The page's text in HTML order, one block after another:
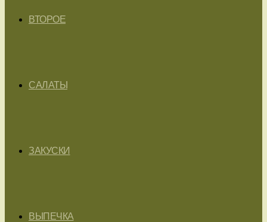
ВТОРОЕ
САЛАТЫ
ЗАКУСКИ
ВЫПЕЧКА